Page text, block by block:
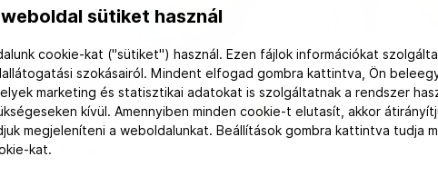
egyik kulcs
sütiket használ
cookie-kat ("sütiket") használ. Ezen fájlok információkat
szokásairól. Mindent elfogad gombra kattintva, Ön
marketing és statisztikai adatokat is szolgáltatnak a rendszer
kívül. Amennyiben minden cookie-t elutasít, akkor
megjeleníteni a weboldalunkat. Beállítások gombra kattintva tudja
kat.